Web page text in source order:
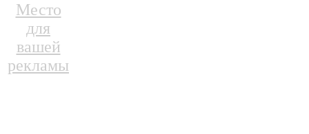
Место
для
вашей
рекламы